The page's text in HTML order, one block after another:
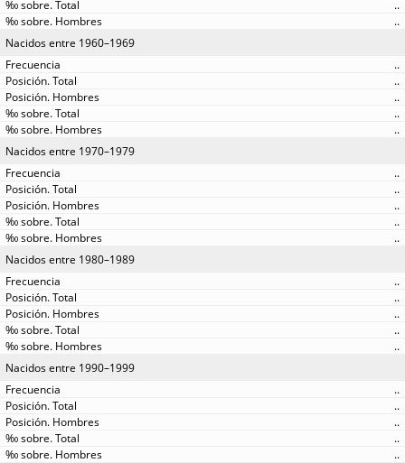
..
..
Nacidos entre 1960–1969
..
..
..
..
..
Nacidos entre 1970–1979
..
..
..
..
..
Nacidos entre 1980–1989
..
..
..
..
..
Nacidos entre 1990–1999
..
..
..
..
..